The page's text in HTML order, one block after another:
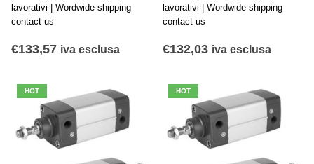
lavorativi | Wordwide shipping
contact us
€133,57 iva esclusa
lavorativi | Wordwide shipping
contact us
€132,03 iva esclusa
HOT HOT